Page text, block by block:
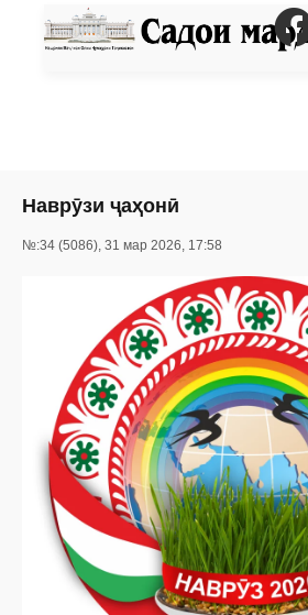
Наврӯзи ҷаҳонӣ
№:34 (5086), 31 мар 2026, 17:58